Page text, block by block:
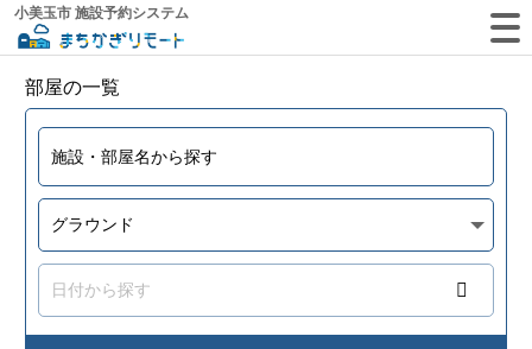
小美玉市 施設予約システム
部屋の一覧